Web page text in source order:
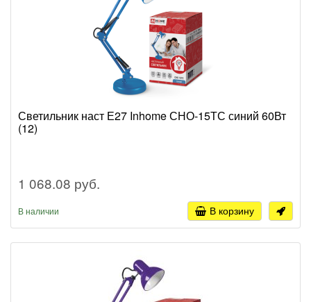
Светильник наст Е27 Inhome СНО-15ТС синий 60Вт
(12)
1 068.08 руб.
В наличии В корзину